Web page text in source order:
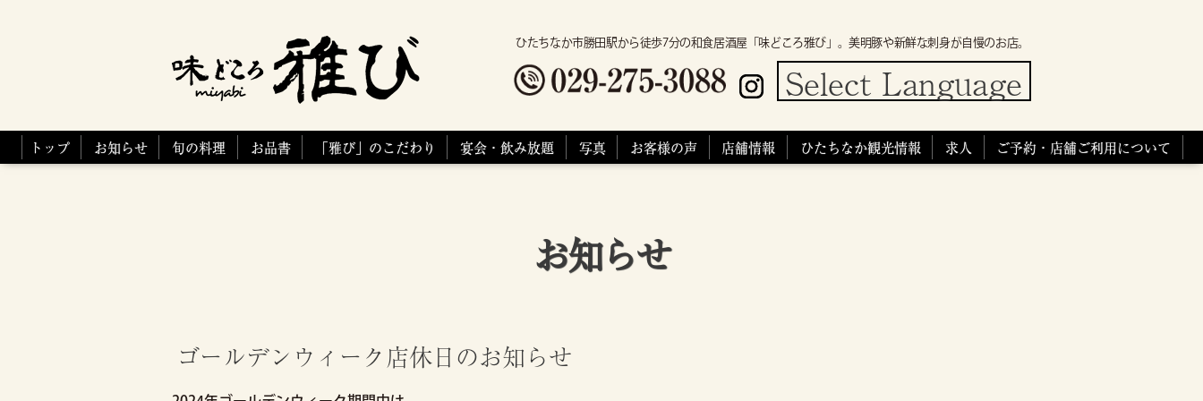
ひたちなか市勝田駅から徒歩7分の和食居酒屋「味どころ雅び」。美明豚や新鮮な刺身が自慢のお店。
Select Language
トップ お知らせ 旬の料理 お品書 「雅び」のこだわり 宴会・飲み放題 写真 お客様の声 店舗情報 ひたちなか観光情報 求人 ご予約・店舗ご利用について
お知らせ
ゴールデンウィーク店休日のお知らせ